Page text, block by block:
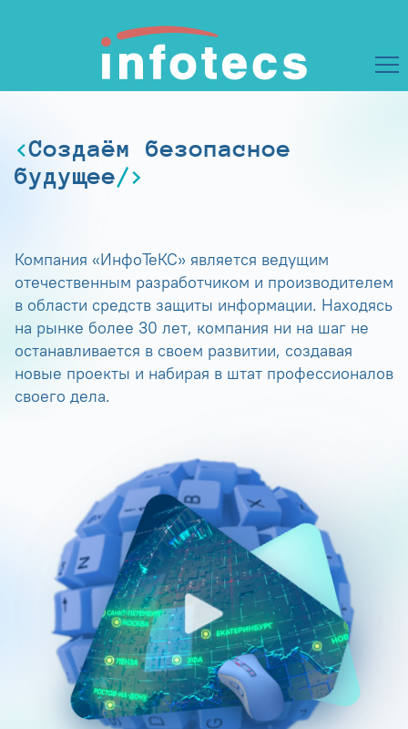
Создаём безопасное
будущее
Компания «ИнфоТеКС» является ведущим
отечественным разработчиком и производителем
в области средств защиты информации. Находясь
на рынке более 30 лет, компания ни на шаг не
останавливается в своем развитии, создавая
новые проекты и набирая в штат профессионалов
своего дела.